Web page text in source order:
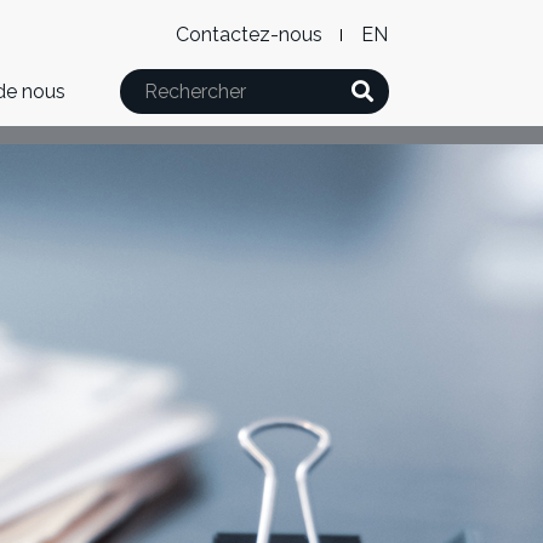
Level
2
Menu
Contactez-nous WxT
Language
switcher
nous Rechercher